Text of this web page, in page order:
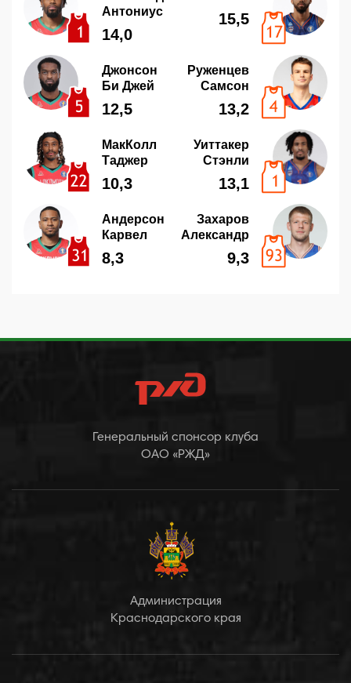
Генеральный спонсор клуба
ОАО «РЖД»
Администрация
Краснодарского края